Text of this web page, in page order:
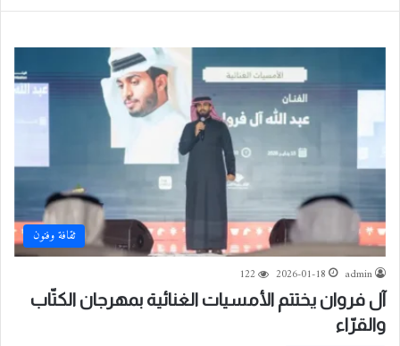
ثقافة وفنون
admin
2026-01-18
122
آل فروان يختتم الأمسيات الغنائية بمهرجان الكتّاب
والقرّاء